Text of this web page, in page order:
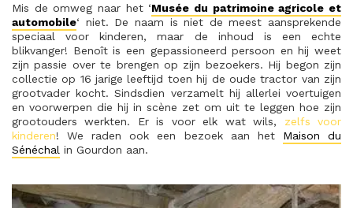
Mis de omweg naar het ‘Musée du patrimoine agricole et
automobile‘ niet. De naam is niet de meest aansprekende
speciaal voor kinderen, maar de inhoud is een echte
blikvanger! Benoît is een gepassioneerd persoon en hij weet
zijn passie over te brengen op zijn bezoekers. Hij begon zijn
collectie op 16 jarige leeftijd toen hij de oude tractor van zijn
grootvader kocht. Sindsdien verzamelt hij allerlei voertuigen
en voorwerpen die hij in scène zet om uit te leggen hoe zijn
grootouders werkten. Er is voor elk wat wils, zelfs voor
kinderen! We raden ook een bezoek aan het Maison du
Sénéchal in Gourdon aan.